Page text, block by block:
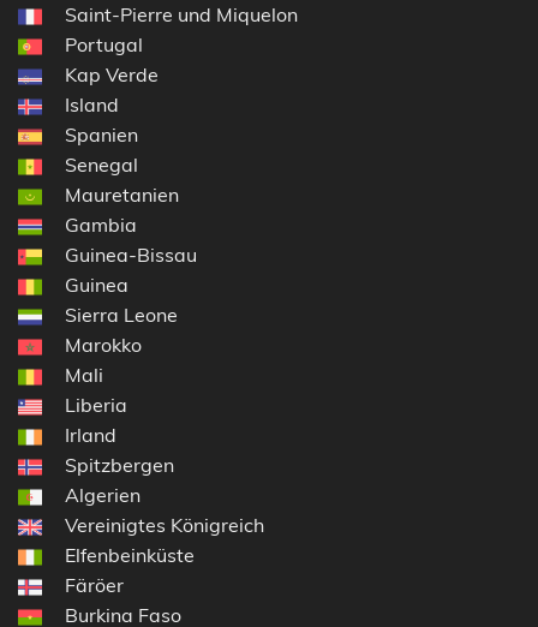
Saint-Pierre und Miquelon
Portugal
Kap Verde
Island
Spanien
Senegal
Mauretanien
Gambia
Guinea-Bissau
Guinea
Sierra Leone
Marokko
Mali
Liberia
Irland
Spitzbergen
Algerien
Vereinigtes Königreich
Elfenbeinküste
Färöer
Burkina Faso